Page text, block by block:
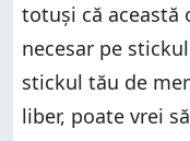
totuși că această
necesar pe
stickul tău de
liber, poate vrei